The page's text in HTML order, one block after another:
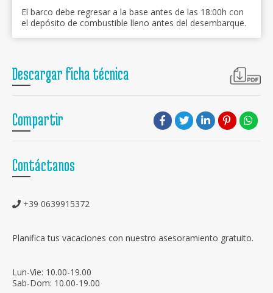
El barco debe regresar a la base antes de las 18:00h con
el depósito de combustible lleno antes del desembarque.
Descargar ficha técnica
Compartir
Contáctanos
+39 0639915372
Planifica tus vacaciones con nuestro asesoramiento gratuito.
Lun-Vie: 10.00-19.00
Sab-Dom: 10.00-19.00